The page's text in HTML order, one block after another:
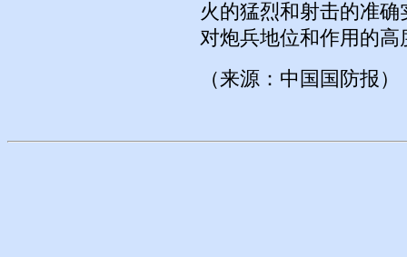
火的猛烈和射击的准
对炮兵地位和作用的高
（来源：中国国防报）